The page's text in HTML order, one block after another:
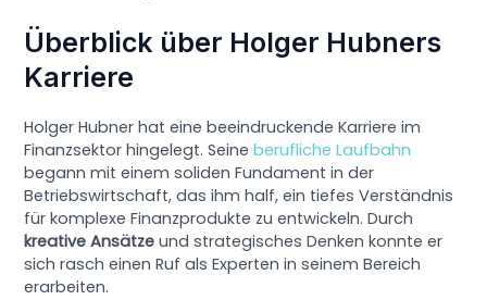
Überblick über Holger Hubners
Karriere
Holger Hubner hat eine beeindruckende Karriere im
Finanzsektor hingelegt. Seineberufliche Laufbahn
begann mit einem soliden Fundament in der
Betriebswirtschaft, das ihm half, ein tiefes Verständnis
für komplexe Finanzprodukte zu entwickeln. Durch
kreative Ansätze und strategisches Denken konnte er
sich rasch einen Ruf als Experten in seinem Bereich
erarbeiten.